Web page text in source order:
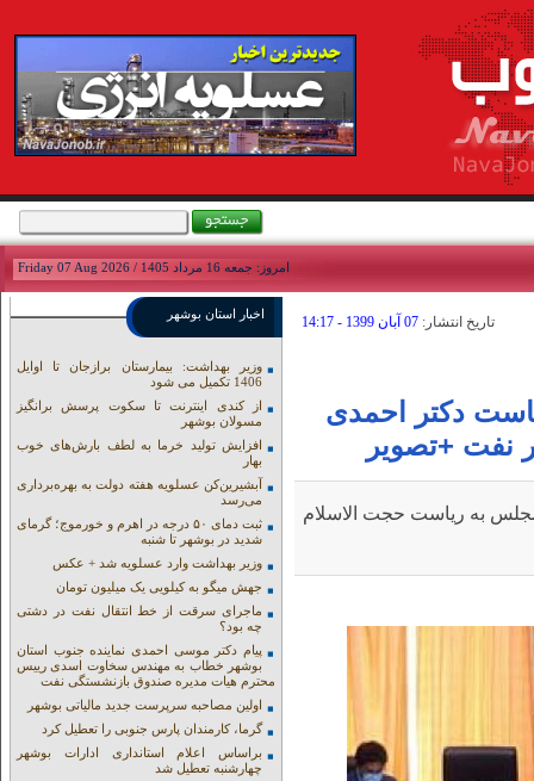
امروز: جمعه 16 مرداد 1405 / Friday 07 Aug 2026
تاريخ انتشار: 07 آبان 1399 - 14:17
دکتر احمدی
نفت +تصویر
انرژی مجلس به ریاست حجت الاسلام
اخبار استان بوشهر
وزیر بهداشت: بیمارستان برازجان تا اوایل
1406 تکمیل می شود
از کندی اینترنت تا سکوت پرسش برانگیز
مسولان بوشهر
افزایش تولید خرما به لطف بارش‌های خوب
بهار
آبشیرین‌کن عسلویه هفته دولت به بهره‌برداری
می‌رسد
ثبت دمای ۵۰ درجه در اهرم و خورموج؛ گرمای
شدید در بوشهر تا شنبه
وزیر بهداشت وارد عسلویه شد + عکس
جهش میگو به کیلویی یک میلیون تومان
ماجرای سرقت از خط انتقال نفت در دشتی
چه بود؟
پیام دکتر موسی احمدی نماینده جنوب استان
بوشهر خطاب به مهندس سخاوت اسدی رییس
محترم هیات مدیره صندوق بازنشستگی نفت
اولین مصاحبه سرپرست جدید مالیاتی بوشهر
گرما، کارمندان پارس جنوبی را تعطیل کرد
براساس اعلام استانداری ادارات بوشهر
چهارشنبه تعطیل شد